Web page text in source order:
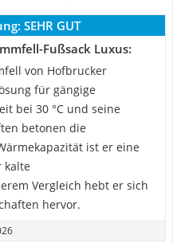
SEHR GUT
Fußsack Luxus:
von Hofbrucker
für gängige
bei 30 °C und seine
betonen die
ist er eine
kalte
Vergleich hebt er sich
hervor.